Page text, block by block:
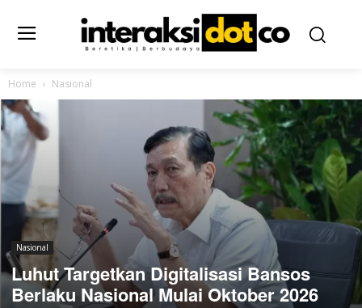
Home Nasional
Nasional
Luhut Targetkan Digitalisasi Bansos
Berlaku Nasional Mulai Oktober 2026